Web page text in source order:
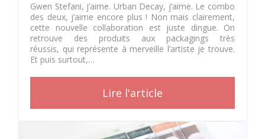
Gwen Stefani, j’aime. Urban Decay, j’aime. Le combo
des deux, j’aime encore plus ! Non mais clairement,
cette nouvelle collaboration est juste dingue. On
retrouve des produits aux packagings très
réussis, qui représente à merveille l’artiste je trouve.
Et puis surtout,…
Lire l'article